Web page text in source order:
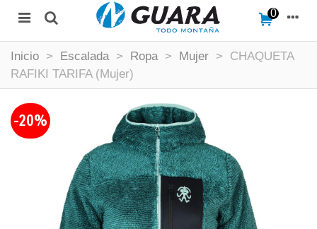
0
Inicio > Escalada > Ropa > Mujer >
CHAQUETA
RAFIKI TARIFA (Mujer)
-20%